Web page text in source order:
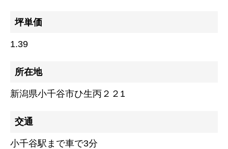
坪単価
1.39
所在地
新潟県小千谷市ひ生丙２２1
交通
小千谷駅まで車で3分